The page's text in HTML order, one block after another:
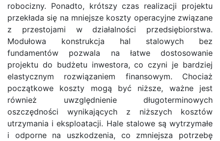
robocizny. Ponadto, krótszy czas realizacji projektu
przekłada się na mniejsze koszty operacyjne związane
z przestojami w działalności przedsiębiorstwa.
Modułowa konstrukcja hal stalowych bez
fundamentów pozwala na łatwe dostosowanie
projektu do budżetu inwestora, co czyni je bardziej
elastycznym rozwiązaniem finansowym. Chociaż
początkowe koszty mogą być niższe, ważne jest
również uwzględnienie długoterminowych
oszczędności wynikających z niższych kosztów
utrzymania i eksploatacji. Hale stalowe są wytrzymałe
i odporne na uszkodzenia, co zmniejsza potrzebę